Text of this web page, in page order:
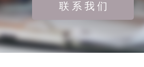
联 系 我 们